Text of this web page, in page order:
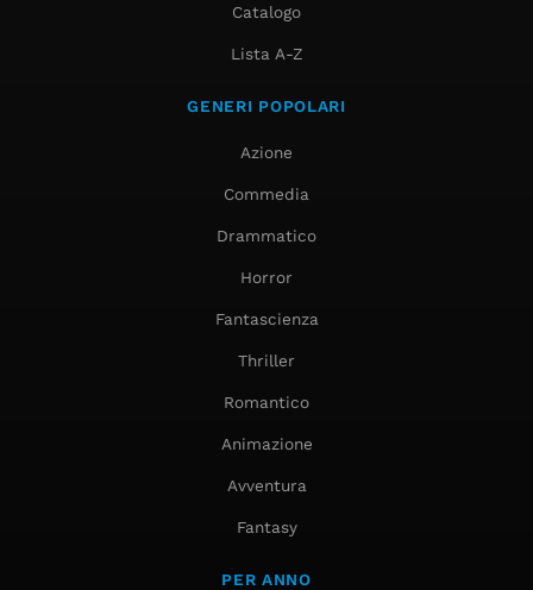
Catalogo
Lista A-Z
GENERI POPOLARI
Azione
Commedia
Drammatico
Horror
Fantascienza
Thriller
Romantico
Animazione
Avventura
Fantasy
PER ANNO